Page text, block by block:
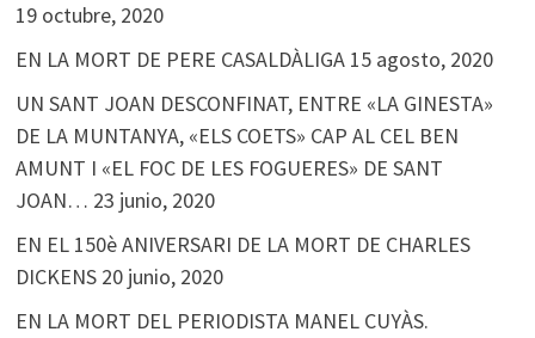
19 octubre, 2020
EN LA MORT DE PERE CASALDÀLIGA 15 agosto, 2020
UN SANT JOAN DESCONFINAT, ENTRE «LA GINESTA»
DE LA MUNTANYA, «ELS COETS» CAP AL CEL BEN
AMUNT I «EL FOC DE LES FOGUERES» DE SANT
JOAN… 23 junio, 2020
EN EL 150è ANIVERSARI DE LA MORT DE CHARLES
DICKENS 20 junio, 2020
EN LA MORT DEL PERIODISTA MANEL CUYÀS.